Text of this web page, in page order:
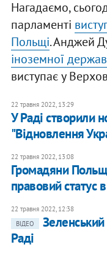
Нагадаємо,
парламенті
Польщі. Анджей
іноземної
виступає у
22 травня 2022, 13:29
У Раді створили
"Відновлення
22 травня 2022, 13:08
​Громадяни
правовий статус в
22 травня 2022, 12:38
ВІДЕО
Раді